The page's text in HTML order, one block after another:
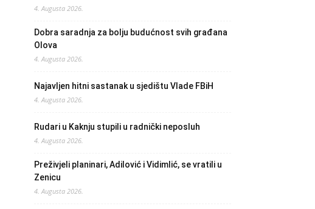
4. Augusta 2026.
Dobra saradnja za bolju budućnost svih građana
Olova
4. Augusta 2026.
Najavljen hitni sastanak u sjedištu Vlade FBiH
4. Augusta 2026.
Rudari u Kaknju stupili u radnički neposluh
4. Augusta 2026.
Preživjeli planinari, Adilović i Vidimlić, se vratili u
Zenicu
4. Augusta 2026.